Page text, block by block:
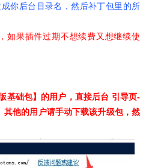
你后台目录名，然后补丁包里的所
如果插件过期不想续费又想继续使
基础包】的用户，直接后台 引导页-
他的用户请手动下载该升级包，然